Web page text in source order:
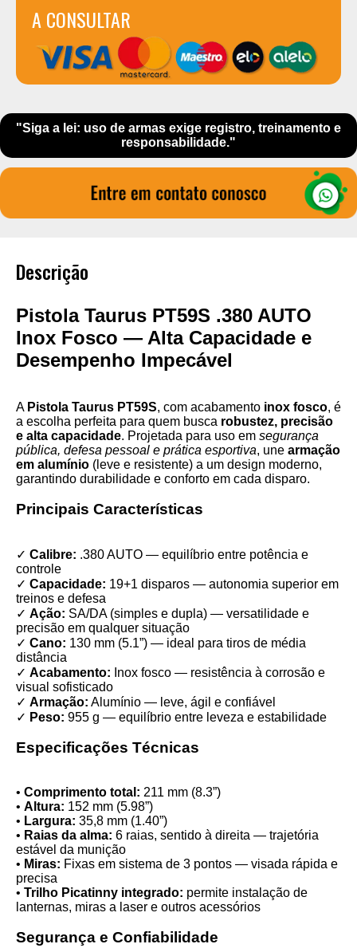
A CONSULTAR
"Siga a lei: uso de armas exige registro, treinamento e
responsabilidade."
Descrição
Pistola Taurus PT59S .380 AUTO
Inox Fosco — Alta Capacidade e
Desempenho Impecável
A Pistola Taurus PT59S, com acabamento inox fosco, é
a escolha perfeita para quem busca robustez, precisão
e alta capacidade. Projetada para uso em segurança
pública, defesa pessoal e prática esportiva, une armação
em alumínio (leve e resistente) a um design moderno,
garantindo durabilidade e conforto em cada disparo.
Principais Características
✓ Calibre: .380 AUTO — equilíbrio entre potência e
controle
✓ Capacidade: 19+1 disparos — autonomia superior em
treinos e defesa
✓ Ação: SA/DA (simples e dupla) — versatilidade e
precisão em qualquer situação
✓ Cano: 130 mm (5.1”) — ideal para tiros de média
distância
✓ Acabamento: Inox fosco — resistência à corrosão e
visual sofisticado
✓ Armação: Alumínio — leve, ágil e confiável
✓ Peso: 955 g — equilíbrio entre leveza e estabilidade
Especificações Técnicas
• Comprimento total: 211 mm (8.3”)
• Altura: 152 mm (5.98”)
• Largura: 35,8 mm (1.40”)
• Raias da alma: 6 raias, sentido à direita — trajetória
estável da munição
• Miras: Fixas em sistema de 3 pontos — visada rápida e
precisa
• Trilho Picatinny integrado: permite instalação de
lanternas, miras a laser e outros acessórios
Segurança e Confiabilidade